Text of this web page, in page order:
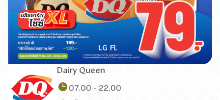
Dairy Queen
07.00 - 22.00